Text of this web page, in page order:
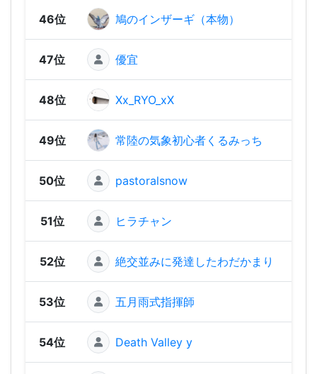
46位 鳩のインザーギ（本物）
47位 優宜
48位 Xx_RYO_xX
49位 常陸の気象初心者くるみっち
50位 pastoralsnow
51位 ヒラチャン
52位 絶交並みに発達したわだかまり
53位 五月雨式指揮師
54位 Death Valley y